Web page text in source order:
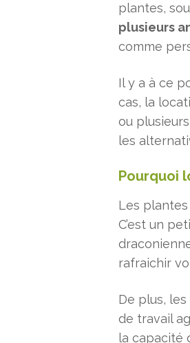
plantes,
plusieurs
comme
Il y a à ce
cas, la
ou
les
Pourquoi
Les
C’est un
rafraichir
De plus,
de travail
la capacité